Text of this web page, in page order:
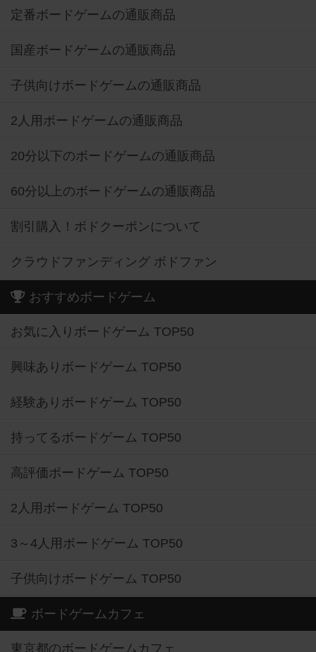
定番ボードゲームの通販商品
国産ボードゲームの通販商品
子供向けボードゲームの通販商品
2人用ボードゲームの通販商品
20分以下のボードゲームの通販商品
60分以上のボードゲームの通販商品
割引購入！ボドクーポンについて
クラウドファンディング ボドファン
おすすめボードゲーム
お気に入りボードゲーム TOP50
興味ありボードゲーム TOP50
経験ありボードゲーム TOP50
持ってるボードゲーム TOP50
高評価ボードゲーム TOP50
2人用ボードゲーム TOP50
3～4人用ボードゲーム TOP50
子供向けボードゲーム TOP50
ボードゲームカフェ
東京都のボードゲームカフェ